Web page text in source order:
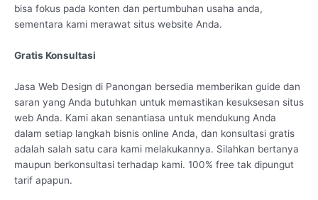
bisa fokus pada konten dan pertumbuhan usaha anda,
sementara kami merawat situs website Anda.
Gratis Konsultasi
Jasa Web Design di Panongan bersedia memberikan guide dan
saran yang Anda butuhkan untuk memastikan kesuksesan situs
web Anda. Kami akan senantiasa untuk mendukung Anda
dalam setiap langkah bisnis online Anda, dan konsultasi gratis
adalah salah satu cara kami melakukannya. Silahkan bertanya
maupun berkonsultasi terhadap kami. 100% free tak dipungut
tarif apapun.